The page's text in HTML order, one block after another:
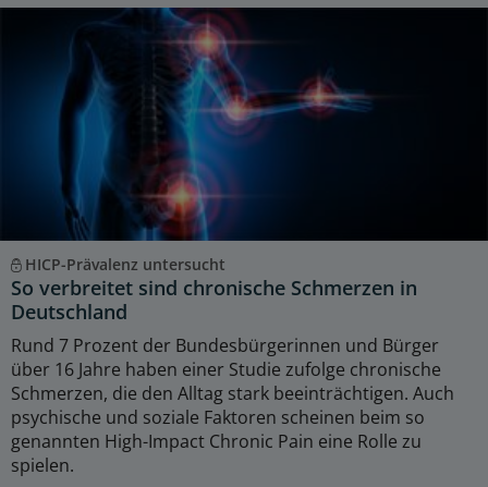
HICP-Prävalenz untersucht
So verbreitet sind chronische Schmerzen in
Deutschland
Rund 7 Prozent der Bundesbürgerinnen und Bürger
über 16 Jahre haben einer Studie zufolge chronische
Schmerzen, die den Alltag stark beeinträchtigen. Auch
psychische und soziale Faktoren scheinen beim so
genannten High-Impact Chronic Pain eine Rolle zu
spielen.